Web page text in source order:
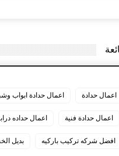
اعمال حدادة اعمال حدادة ابواب
اعمال حدادة فنية اعمال حداده
افضل شركه تركيب باركيه بديل